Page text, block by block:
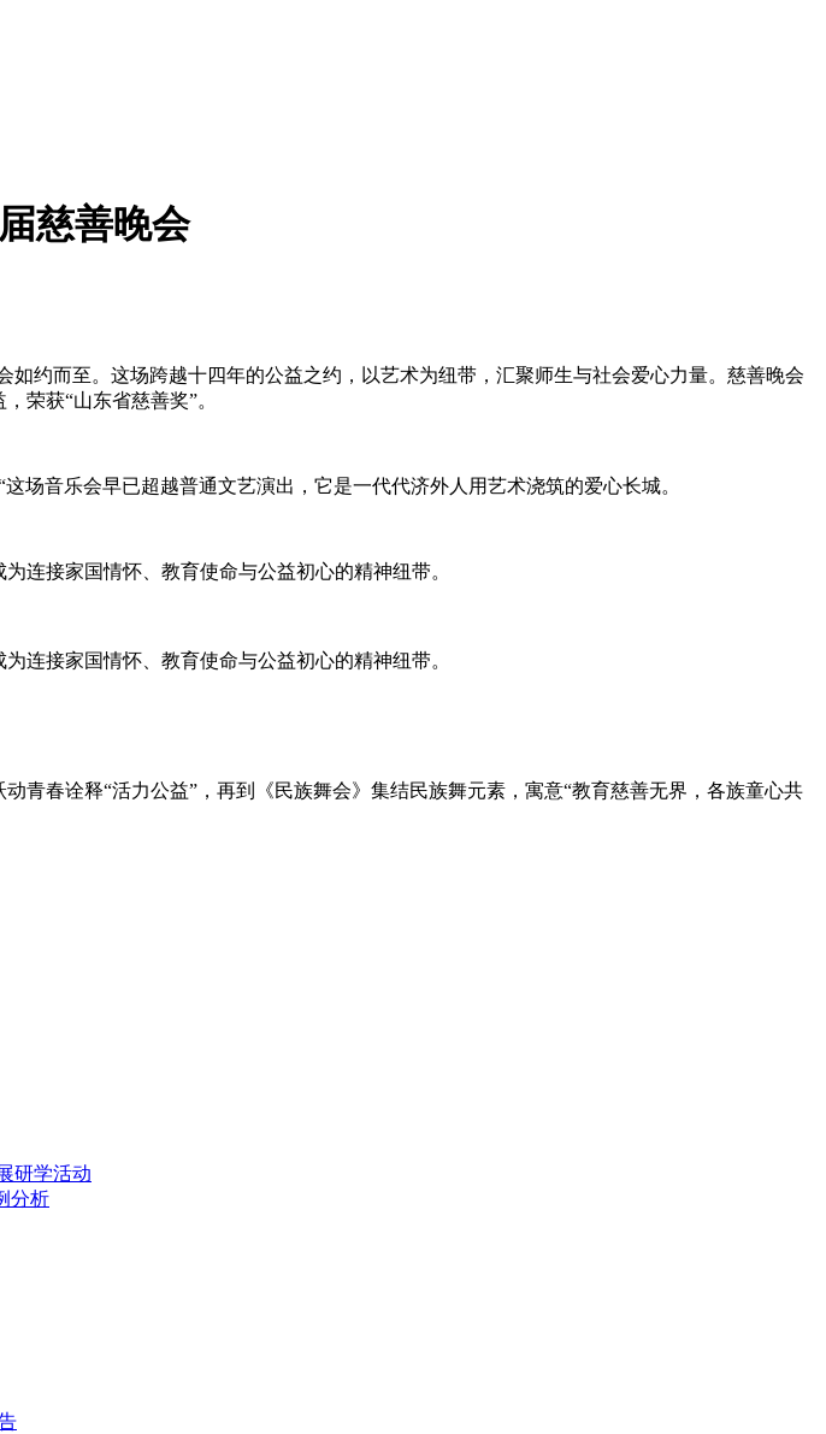
慈善晚会
约而至。这场跨越十四年的公益之约，以艺术为纽带，汇聚师生与社会爱心力量。慈善晚会
荣获“山东省慈善奖”。
场音乐会早已超越普通文艺演出，它是一代代济外人用艺术浇筑的爱心长城。
连接家国情怀、教育使命与公益初心的精神纽带。
连接家国情怀、教育使命与公益初心的精神纽带。
青春诠释“活力公益”，再到《民族舞会》集结民族舞元素，寓意“教育慈善无界，各族童心共
研学活动
分析